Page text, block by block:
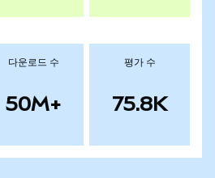
다운로드 수
50M+
평가 수
75.8K